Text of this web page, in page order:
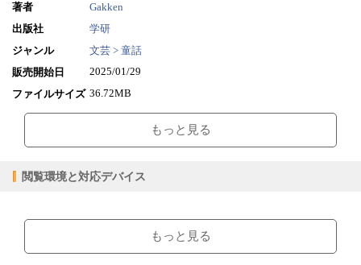
著者
Gakken
出版社
学研
ジャンル
文芸 > 童話
販売開始日
2025/01/29
ファイルサイズ 36.72MB
ファイル形式
epub
購入
レンタル
閲覧可能期間
もっと見る
閲覧環境と対応デバイス
ブラウザビューア・PC版ConTenDoビューア・モバイルビューア
もっと見る